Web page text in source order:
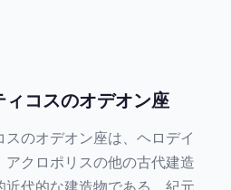
コスのオデオン座
のオデオン座は、ヘロデイ
アクロポリスの他の古代建造
代的な建造物である。紀元